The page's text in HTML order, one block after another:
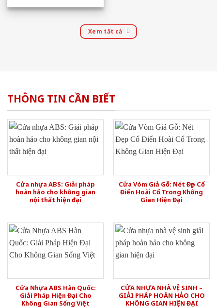
Xem tất cả
THÔNG TIN CẦN BIẾT
Cửa nhựa ABS: Giải pháp
hoàn hảo cho không gian
nội thất hiện đại
Cửa Vòm Giả Gỗ: Nét Đẹp Cổ
Điển Hoài Cổ Trong Không
Gian Hiện Đại
Cửa Nhựa ABS Hàn Quốc:
Giải Pháp Hiện Đại Cho
Không Gian Sống Việt
CỬA NHỰA NHÀ VỆ SINH –
GIẢI PHÁP HOÀN HẢO CHO
KHÔNG GIAN HIỆN ĐẠI